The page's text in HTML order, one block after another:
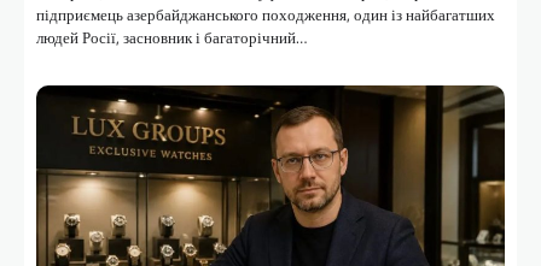
підприємець азербайджанського походження, один із найбагатших
людей Росії, засновник і багаторічний…